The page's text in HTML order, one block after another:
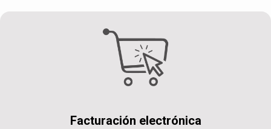
Facturación electrónica